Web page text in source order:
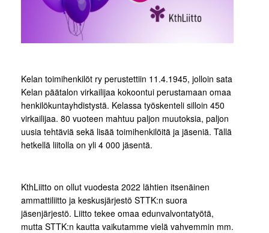
Kelan toimihenkilöt ry perustettiin 11.4.1945, jolloin sata
Kelan päätalon virkailijaa kokoontui perustamaan omaa
henkilökuntayhdistystä. Kelassa työskenteli silloin 450
virkailijaa. 80 vuoteen mahtuu paljon muutoksia, paljon
uusia tehtäviä sekä lisää toimihenkilöitä ja jäseniä. Tällä
hetkellä liitolla on yli 4 000 jäsentä.
KthLiitto on ollut vuodesta 2022 lähtien itsenäinen
ammattiliitto ja keskusjärjestö STTK:n suora
jäsenjärjestö. Liitto tekee omaa edunvalvontatyötä,
mutta STTK:n kautta vaikutamme vielä vahvemmin mm.